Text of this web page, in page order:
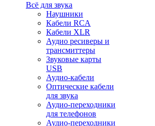
Всё для звука
Наушники
Кабели RCA
Кабели XLR
Аудио ресиверы и
трансмиттеры
Звуковые карты
USB
Аудио-кабели
Оптические кабели
для звука
Аудио-переходники
для телефонов
Аудио-переходники